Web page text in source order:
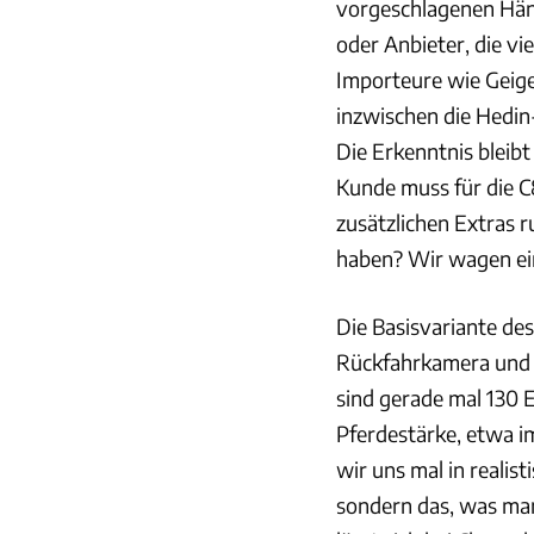
vorgeschlagenen
oder Anbieter, die
Importeure wie
inzwischen die
Die Erkenntnis
Kunde muss für die
zusätzlichen Extras
haben? Wir wagen
Die Basisvariante
Rückfahrkamera
sind gerade mal 130
Pferdestärke, etwa
wir uns mal in
sondern das, was